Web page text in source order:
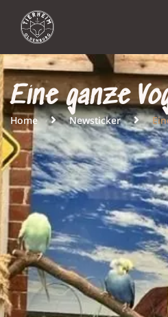
Eine ganze
Home Newsticker